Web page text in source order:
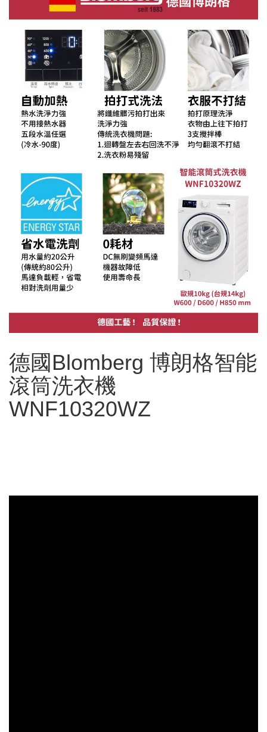
德國Blomberg 博朗格智能
滾筒洗衣機
WNF10320WZ